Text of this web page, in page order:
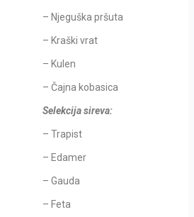
– Njeguška pršuta
– Kraški vrat
– Kulen
– Čajna kobasica
Selekcija sireva:
– Trapist
– Edamer
– Gauda
– Feta